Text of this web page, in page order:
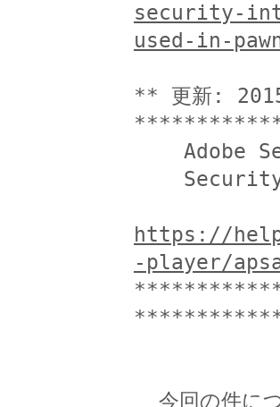
security-
used-in-
** 更新: 2015
https://
-player/